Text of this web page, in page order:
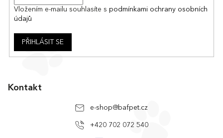
Vložením e-mailu souhlasíte s podmínkami ochrany osobních
údajů
PŘIHLÁSIT SE
Kontakt
e-shop@bafpet.cz
+420 702 072 540